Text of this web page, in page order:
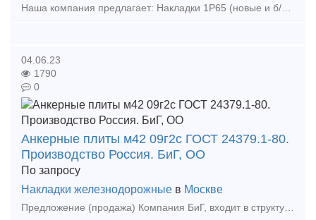
04.06.23
1790
0
Анкерные плиты м42 09г2с ГОСТ 24379.1-80.
Производство Россия. БиГ, ОО
По запросу
Накладки железнодорожные в Москве